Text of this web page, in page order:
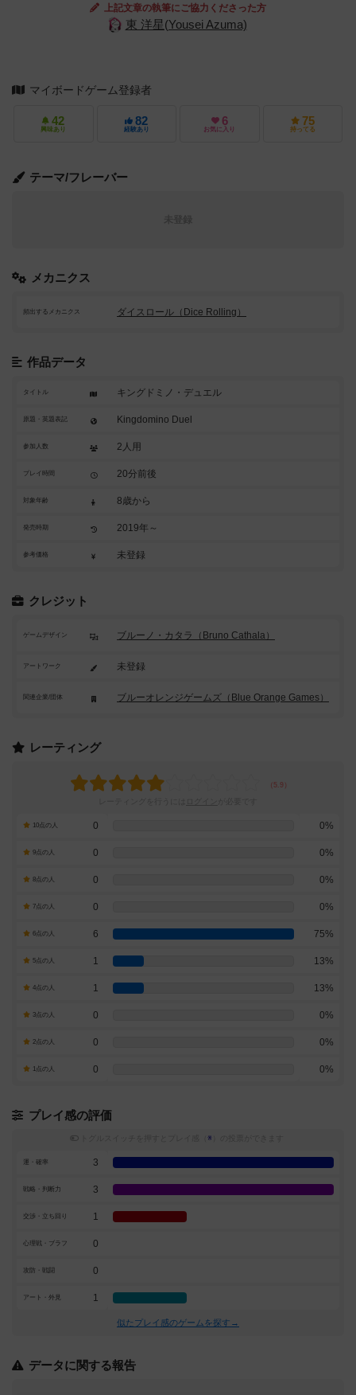
上記文章の執筆にご協力くださった方
東 洋星(Yousei Azuma)
マイボードゲーム登録者
42
興味あり
82
経験あり
6
お気に入り
75
持ってる
テーマ/フレーバー
メカニクス
頻出するメカニクス ダイスロール（Dice Rolling）
作品データ
タイトル キングドミノ・デュエル
原題・英題表記 Kingdomino Duel
参加人数 2人用
プレイ時間 20分前後
対象年齢 8歳から
発売時期 2019年～
参考価格 未登録
クレジット
ゲームデザイン ブルーノ・カタラ（Bruno Cathala）
アートワーク 未登録
関連企業/団体 ブルーオレンジゲームズ（Blue Orange Games）
レーティング
10点の人 0 0%
9点の人 0 0%
8点の人 0 0%
7点の人 0 0%
6点の人 6 75%
5点の人 1 13%
4点の人 1 13%
3点の人 0 0%
2点の人 0 0%
1点の人 0 0%
プレイ感の評価
※
運・確率 3
戦略・判断力 3
交渉・立ち回り 1
心理戦・ブラフ 0
攻防・戦闘 0
アート・外見 1
似たプレイ感のゲームを探す→
データに関する報告